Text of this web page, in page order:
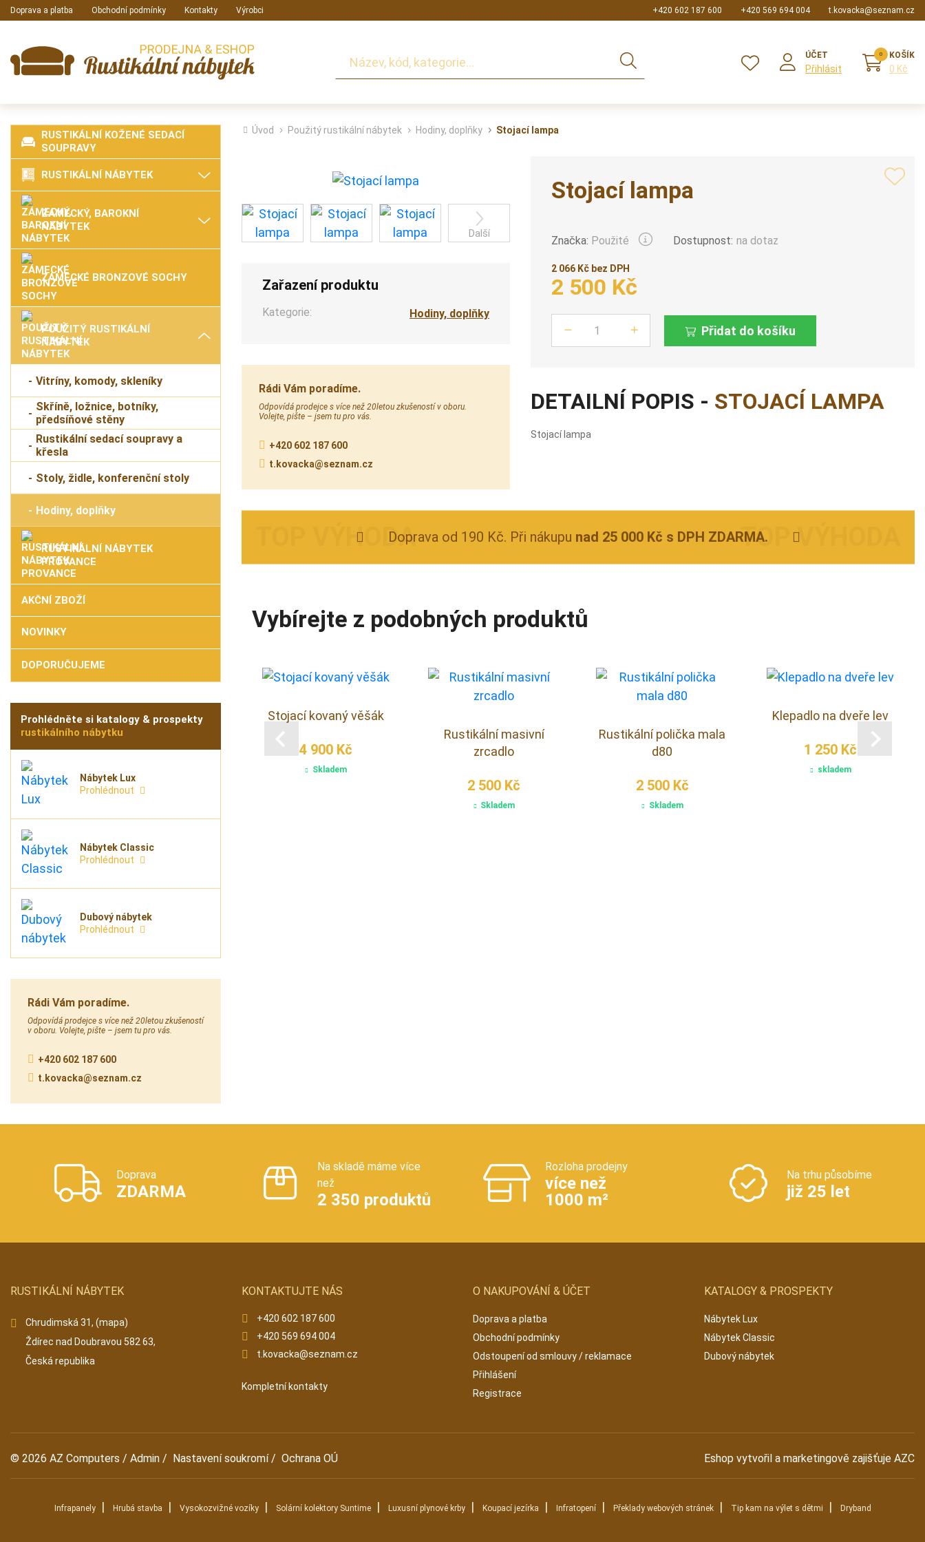
Doprava a platba Obchodní podmínky Kontakty Výrobci +420 602 187 600 +420 569 694 004 t.kovacka@seznam.cz
Hledat ÚČET
Přihlásit
KOŠÍK
0 Kč
RUSTIKÁLNÍ KOŽENÉ SEDACÍ
SOUPRAVY
RUSTIKÁLNÍ NÁBYTEK
ZÁMECKÝ, BAROKNÍ
NÁBYTEK
ZÁMECKÉ BRONZOVÉ SOCHY
POUŽITÝ RUSTIKÁLNÍ
NÁBYTEK
Vitríny, komody, skleníky
Skříně, ložnice, botníky,
předsíňové stěny
Rustikální sedací soupravy a
křesla
Stoly, židle, konferenční stoly
Hodiny, doplňky
RUSTIKÁLNÍ NÁBYTEK
PROVANCE
AKČNÍ ZBOŽÍ
NOVINKY
DOPORUČUJEME
Prohlédněte si katalogy & prospekty
rustikálního nábytku
Nábytek Lux
Prohlédnout
Nábytek Classic
Prohlédnout
Dubový nábytek
Prohlédnout
Rádi Vám poradíme.
Odpovídá prodejce s více než 20letou zkušeností
v oboru. Volejte, pište – jsem tu pro vás.
+420 602 187 600
t.kovacka@seznam.cz
Úvod Použitý rustikální nábytek Hodiny, doplňky Stojací lampa
Další
Zařazení produktu
Kategorie: Hodiny, doplňky
Rádi Vám poradíme.
Odpovídá prodejce s více než 20letou zkušeností v oboru.
Volejte, pište – jsem tu pro vás.
+420 602 187 600
t.kovacka@seznam.cz
Stojací lampa
Značka: Použité Dostupnost: na dotaz
2 066 Kč bez DPH
2 500 Kč
Přidat do košíku
DETAILNÍ POPIS - STOJACÍ LAMPA
Stojací lampa
Doprava od 190 Kč. Při nákupu nad 25 000 Kč s DPH ZDARMA.
Vybírejte z podobných produktů
Stojan na CD
2 500 Kč
Stojací kovaný věšák
4 900 Kč
Skladem
Rustikální masivní
zrcadlo
2 500 Kč
Skladem
Rustikální polička mala
d80
2 500 Kč
Skladem
Klepadlo na dveře lev
1 250 Kč
skladem
Doprava
ZDARMA
Na skladě máme více
než
2 350 produktů
Rozloha prodejny
více než
1000 m²
Na trhu působíme
již 25 let
RUSTIKÁLNÍ NÁBYTEK
Chrudimská 31, (mapa)
Ždírec nad Doubravou 582 63,
Česká republika
KONTAKTUJTE NÁS
+420 602 187 600
+420 569 694 004
t.kovacka@seznam.cz
Kompletní kontakty
O NAKUPOVÁNÍ & ÚČET
Doprava a platba
Obchodní podmínky
Odstoupení od smlouvy / reklamace
Přihlášení
Registrace
KATALOGY & PROSPEKTY
Nábytek Lux
Nábytek Classic
Dubový nábytek
© 2026 AZ Computers / Admin / Nastavení soukromí/ Ochrana OÚ Eshop vytvořil a marketingově zajišťuje AZC
Infrapanely| Hrubá stavba | Vysokozvižné vozíky| Solární kolektory Suntime| Luxusní plynové krby| Koupací jezírka | Infratopení| Překlady webových stránek| Tip kam na výlet s dětmi | Dryband